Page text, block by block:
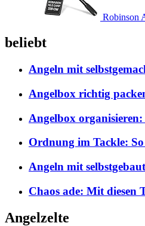
Robinson
beliebt
Angeln mit
Angelbox richtig
Angelbox
Ordnung im Tackle:
Angeln mit
Chaos ade: Mit diesen
Angelzelte